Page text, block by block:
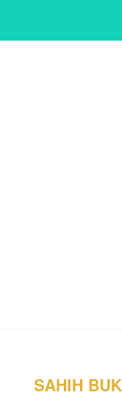
SAHIH